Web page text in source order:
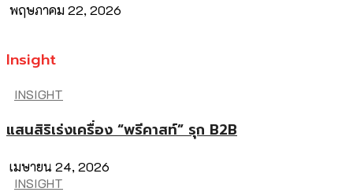
พฤษภาคม 22, 2026
Insight
INSIGHT
แสนสิริเร่งเครื่อง “พรีคาสท์” รุก B2B
เมษายน 24, 2026
INSIGHT